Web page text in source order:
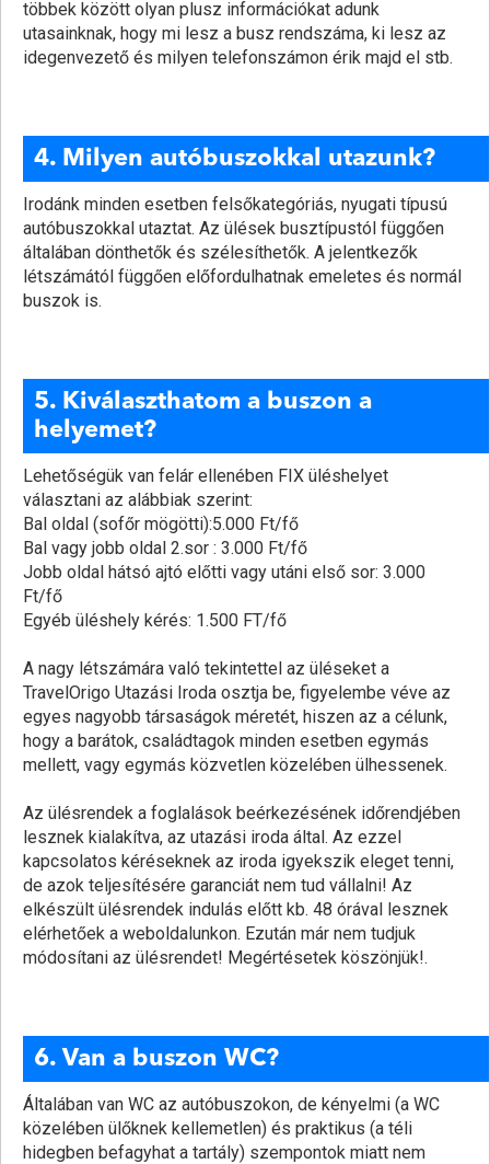
többek között olyan plusz információkat adunk
utasainknak, hogy mi lesz a busz rendszáma, ki lesz az
idegenvezető és milyen telefonszámon érik majd el stb.
4. Milyen autóbuszokkal utazunk?
Irodánk minden esetben felsőkategóriás, nyugati típusú
autóbuszokkal utaztat. Az ülések busztípustól függően
általában dönthetők és szélesíthetők. A jelentkezők
létszámától függően előfordulhatnak emeletes és normál
buszok is.
5. Kiválaszthatom a buszon a
helyemet?
Lehetőségük van felár ellenében FIX üléshelyet
választani az alábbiak szerint:
Bal oldal (sofőr mögötti):5.000 Ft/fő
Bal vagy jobb oldal 2.sor : 3.000 Ft/fő
Jobb oldal hátsó ajtó előtti vagy utáni első sor: 3.000
Ft/fő
Egyéb üléshely kérés: 1.500 FT/fő
A nagy létszámára való tekintettel az üléseket a
TravelOrigo Utazási Iroda osztja be, figyelembe véve az
egyes nagyobb társaságok méretét, hiszen az a célunk,
hogy a barátok, családtagok minden esetben egymás
mellett, vagy egymás közvetlen közelében ülhessenek.
Az ülésrendek a foglalások beérkezésének időrendjében
lesznek kialakítva, az utazási iroda által. Az ezzel
kapcsolatos kéréseknek az iroda igyekszik eleget tenni,
de azok teljesítésére garanciát nem tud vállalni! Az
elkészült ülésrendek indulás előtt kb. 48 órával lesznek
elérhetőek a weboldalunkon. Ezután már nem tudjuk
módosítani az ülésrendet! Megértésetek köszönjük!.
6. Van a buszon WC?
Általában van WC az autóbuszokon, de kényelmi (a WC
közelében ülőknek kellemetlen) és praktikus (a téli
hidegben befagyhat a tartály) szempontok miatt nem